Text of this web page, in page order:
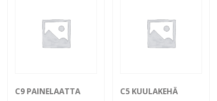
C9 PAINELAATTA C5 KUULAKEHÄ